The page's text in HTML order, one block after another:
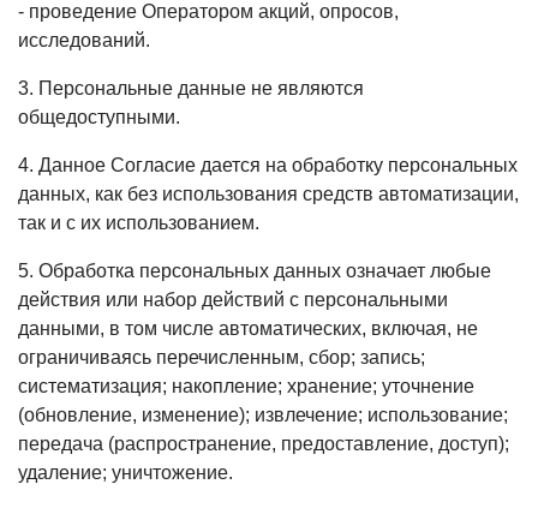
- проведение Оператором акций, опросов,
исследований.
3. Персональные данные не являются
общедоступными.
4. Данное Согласие дается на обработку персональных
данных, как без использования средств автоматизации,
так и с их использованием.
5. Обработка персональных данных означает любые
действия или набор действий с персональными
данными, в том числе автоматических, включая, не
ограничиваясь перечисленным, сбор; запись;
систематизация; накопление; хранение; уточнение
(обновление, изменение); извлечение; использование;
передача (распространение, предоставление, доступ);
удаление; уничтожение.